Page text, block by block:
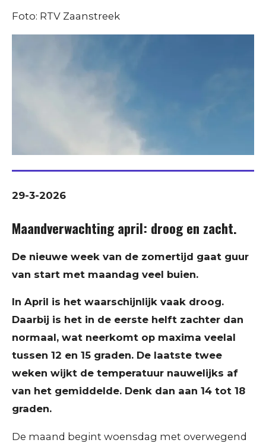
Foto: RTV Zaanstreek
29-3-2026
Maandverwachting april: droog en zacht.
De nieuwe week van de zomertijd gaat guur
van start met maandag veel buien.
In April is het waarschijnlijk vaak droog.
Daarbij is het in de eerste helft zachter dan
normaal, wat neerkomt op maxima veelal
tussen 12 en 15 graden. De laatste twee
weken wijkt de temperatuur nauwelijks af
van het gemiddelde. Denk dan aan 14 tot 18
graden.
De maand begint woensdag met overwegend